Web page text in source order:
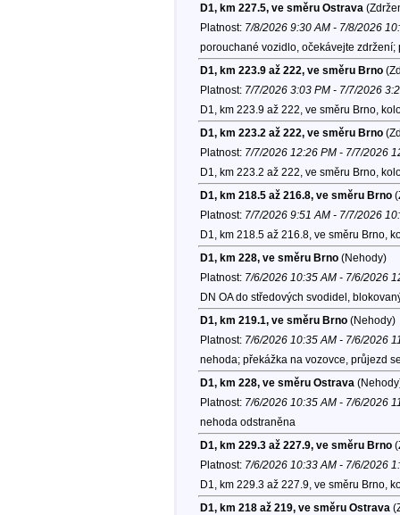
D1, km 227.5, ve směru Ostrava
Platnost: 7/8/2026 9:30 AM - 7/8/2026
porouchané vozidlo, očekávejte
D1, km 223.9 až 222, ve směru Brno
Platnost: 7/7/2026 3:03 PM - 7/7/2026
D1, km 223.9 až 222, ve směru Brno,
D1, km 223.2 až 222, ve směru Brno
Platnost: 7/7/2026 12:26 PM - 7/7/2026
D1, km 223.2 až 222, ve směru Brno,
D1, km 218.5 až 216.8, ve směru Brno
Platnost: 7/7/2026 9:51 AM - 7/7/2026
D1, km 218.5 až 216.8, ve směru Brno,
D1, km 228, ve směru Brno(Nehody)
Platnost: 7/6/2026 10:35 AM - 7/6/2026
DN OA do středových svodidel,
D1, km 219.1, ve směru Brno(Nehody)
Platnost: 7/6/2026 10:35 AM - 7/6/2026
nehoda; překážka na vozovce, průjezd
D1, km 228, ve směru Ostrava
Platnost: 7/6/2026 10:35 AM - 7/6/2026
nehoda odstraněna
D1, km 229.3 až 227.9, ve směru Brno
Platnost: 7/6/2026 10:33 AM - 7/6/2026
D1, km 229.3 až 227.9, ve směru Brno,
D1, km 218 až 219, ve směru Ostrava